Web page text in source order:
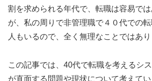
割を求められる年代で、転職は容易で
が、私の周りで非管理職で４０代での
人もいるので、全く無理なことではあり
この記事では、40代で転職を考えるシ
が直面する問題や現状について考えて